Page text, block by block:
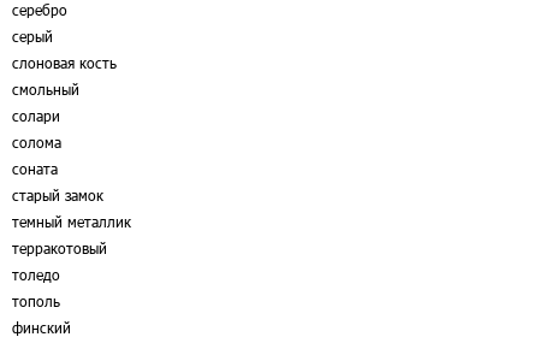
серебро
серый
слоновая кость
смольный
солари
солома
соната
старый замок
темный металлик
терракотовый
толедо
тополь
финский